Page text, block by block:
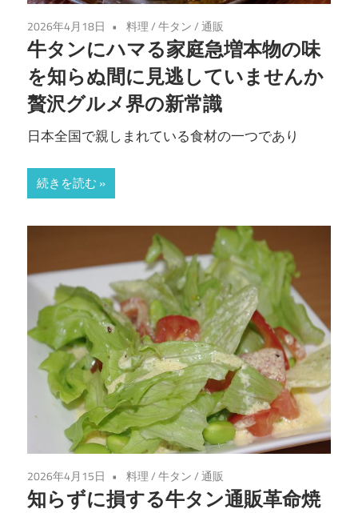
2026年4月18日 料理/牛タン/通販
牛タンにハマる家庭急増本物の味
を知らぬ間に見逃していませんか
贅沢グルメ界の新常識
日本全国で親しまれている食材の一つであり
続きを読む
2026年4月15日 料理/牛タン/通販
知らずに損する牛タン通販革命焼